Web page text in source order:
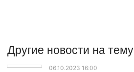
Другие новости на тему
06.10.2023 16:00